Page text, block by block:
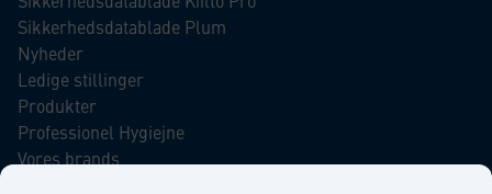
Sikkerhedsdatablade Plum
Nyheder
Ledige stillinger
Produkter
Professionel Hygiejne
Vores brands